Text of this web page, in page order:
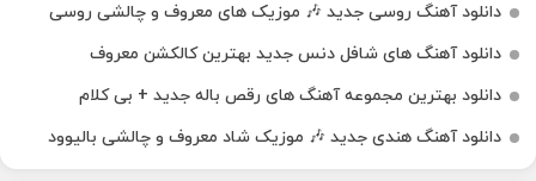
دانلود آهنگ روسی جدید 🎶 موزیک‌ های معروف و چالشی روسی
دانلود آهنگ های شافل دنس جدید بهترین کالکشن معروف
دانلود بهترین مجموعه آهنگ های رقص باله جدید + بی کلام
دانلود آهنگ هندی جدید 🎶 موزیک شاد معروف و چالشی بالیوود